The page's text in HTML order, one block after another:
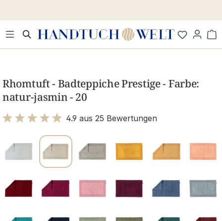
Rhomtuft - Badteppiche Prestige - Farbe:
natur-jasmin - 20
4.9 aus 25 Bewertungen